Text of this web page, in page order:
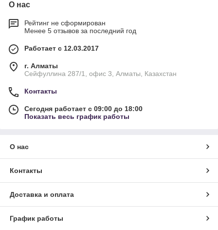
О нас
Рейтинг не сформирован
Менее 5 отзывов за последний год
Работает с 12.03.2017
г. Алматы
Сейфуллина 287/1, офис 3, Алматы, Казахстан
Контакты
Сегодня работает с 09:00 до 18:00
Показать весь график работы
О нас
Контакты
Доставка и оплата
График работы